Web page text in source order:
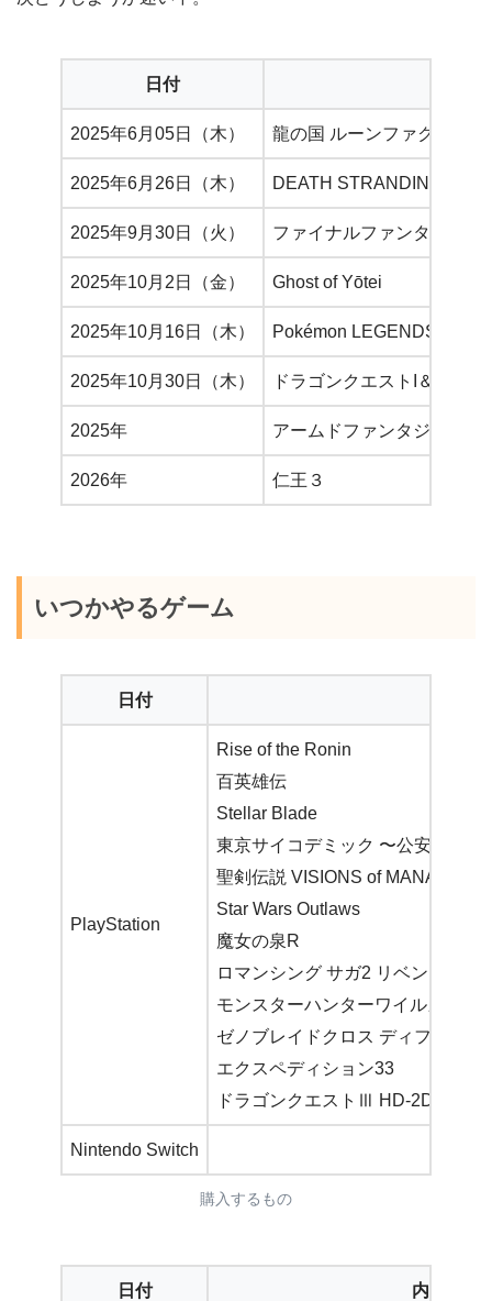
日付
2025年6月05日（木） 龍の国 ルーンファクトリー
2025年6月26日（木） DEATH STRANDING 2:
2025年9月30日（火） ファイナルファンタジータ
2025年10月2日（金） Ghost of Yōtei
2025年10月16日（木） Pokémon LEGENDS Z-A
2025年10月30日（木） ドラゴンクエストI＆II HD-
2025年 アームドファンタジア
2026年 仁王３
いつかやるゲーム
日付
PlayStation
Rise of the Ronin
百英雄伝
Stellar Blade
東京サイコデミック 〜公安調査
聖剣伝説 VISIONS of MANA
Star Wars Outlaws
魔女の泉R
ロマンシング サガ2 リベンジオブ
モンスターハンターワイルズ
ゼノブレイドクロス ディフィニテ
エクスペディション33
ドラゴンクエストⅢ HD-2D版
Nintendo Switch
購入するもの
日付 内容